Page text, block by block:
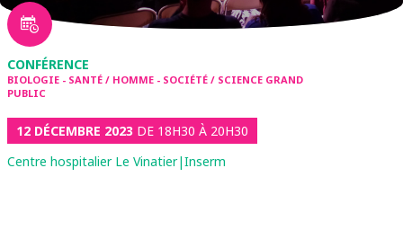
CONFÉRENCE
BIOLOGIE - SANTÉ / HOMME - SOCIÉTÉ / SCIENCE GRAND
PUBLIC
12 DÉCEMBRE 2023 DE 18H30 À 20H30
Centre hospitalier Le Vinatier|Inserm